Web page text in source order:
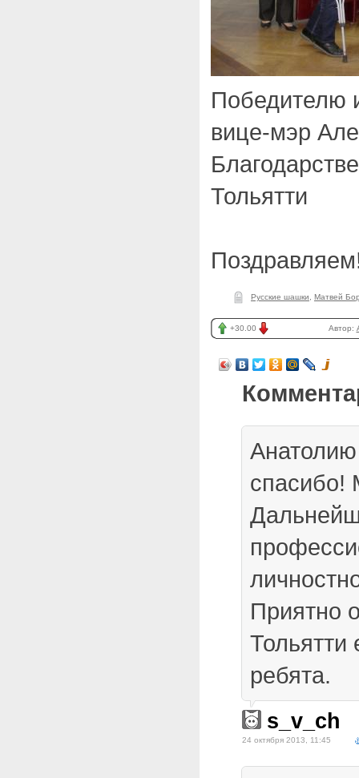
Победителю
вице-мэр
Тольятти
Русские шашки Матвей
+30.00 Автор:
спасибо!
Приятно
Тольятти
ребята.
s_v_ch
24 октября 2013, 11:45